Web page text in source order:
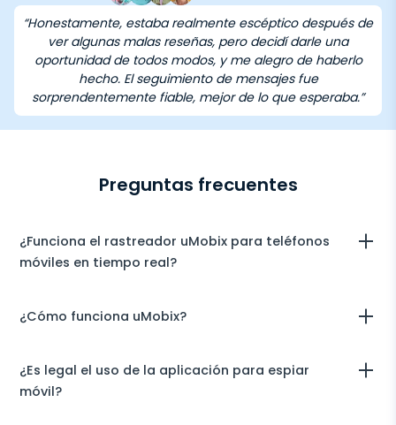
“Honestamente, estaba realmente escéptico después de
ver algunas malas reseñas, pero decidí darle una
oportunidad de todos modos, y me alegro de haberlo
hecho. El seguimiento de mensajes fue
sorprendentemente fiable, mejor de lo que esperaba.”
Preguntas frecuentes
¿Funciona el rastreador uMobix para teléfonos
móviles en tiempo real?
los usuarios y envía informes directamente a su cuenta de
¿Cómo funciona uMobix?
de dispositivos objetivo en modo oculto. Todos los datos
registrados se envían a su espacio de usuario donde
¿Es legal el uso de la aplicación para espiar
móvil?